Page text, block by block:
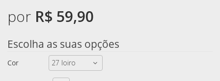
por R$ 59,90
Escolha as suas opções
Cor